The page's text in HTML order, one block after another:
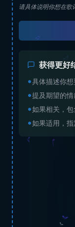
请具体说明你想在歌
获得更好
•具体描述你
•提及期望的情
•如果相关，包
•如果适用，